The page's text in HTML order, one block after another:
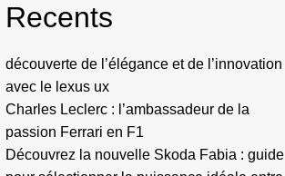
Recents
découverte de l’élégance et de l’innovation
avec le lexus ux
Charles Leclerc : l’ambassadeur de la
passion Ferrari en F1
Découvrez la nouvelle Skoda Fabia : guide